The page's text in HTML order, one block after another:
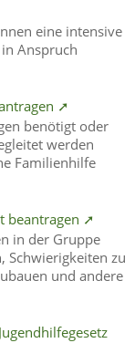
eine intensive
Anspruch
➚
benötigt oder
werden
Familienhilfe
beantragen ➚
in der Gruppe
Schwierigkeiten zu
und andere